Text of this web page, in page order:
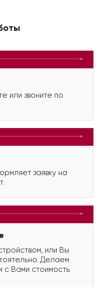
или звоните по
заявку на
или Вы
Делаем
с Вами стоимость